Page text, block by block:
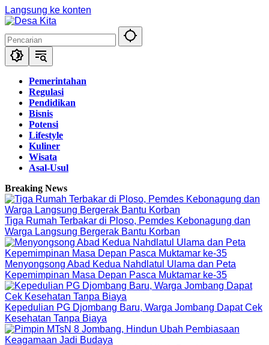
Langsung ke konten
Pemerintahan
Regulasi
Pendidikan
Bisnis
Potensi
Lifestyle
Kuliner
Wisata
Asal-Usul
Breaking News
Tiga Rumah Terbakar di Ploso, Pemdes Kebonagung dan
Warga Langsung Bergerak Bantu Korban
Menyongsong Abad Kedua Nahdlatul Ulama dan Peta
Kepemimpinan Masa Depan Pasca Muktamar ke-35
Kepedulian PG Djombang Baru, Warga Jombang Dapat Cek
Kesehatan Tanpa Biaya